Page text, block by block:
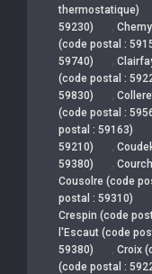
thermostatique)
59230)
,
(code postal :
59740)
,
(code postal :
59830)
,
(code postal :
postal : 59163)
59210)
,
59380)
,
Cousolre (code
postal : 59310)
Crespin (code
l'Escaut (code
59380)
, Croix
(code postal :